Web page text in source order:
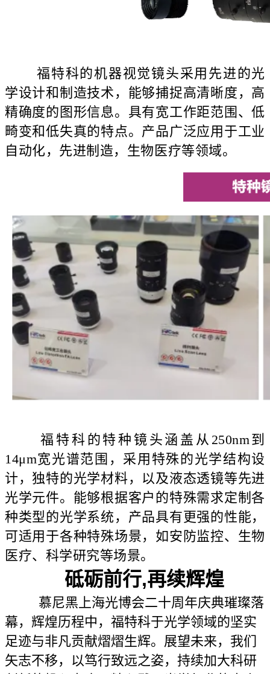
福特科的机器视觉镜头采用先进的光
学设计和制造技术，能够捕捉高清晰度，高
精确度的图形信息。具有宽工作距范围、低
畸变和低失真的特点。产品广泛应用于工业
自动化，先进制造，生物医疗等领域。
福特科的特种镜头涵盖从250nm到
14μm宽光谱范围，采用特殊的光学结构设
计，独特的光学材料，以及液态透镜等先进
光学元件。能够根据客户的特殊需求定制各
种类型的光学系统，产品具有更强的性能，
可适用于各种特殊场景，如安防监控、生物
医疗、科学研究等场景。
砥砺前行,再续辉煌
慕尼黑上海光博会二十周年庆典璀璨落
幕，辉煌历程中，福特科于光学领域的坚实
足迹与非凡贡献熠熠生辉。展望未来，我们
矢志不移，以笃行致远之姿，持续加大科研